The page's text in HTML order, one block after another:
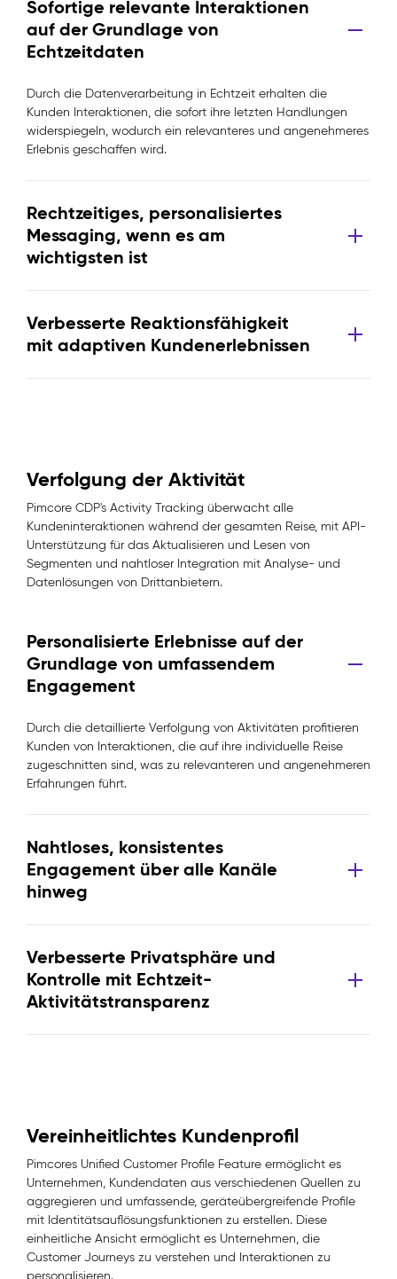
Sofortige relevante Interaktionen
auf der Grundlage von
Echtzeitdaten
Durch die Datenverarbeitung in Echtzeit erhalten die
Kunden Interaktionen, die sofort ihre letzten Handlungen
widerspiegeln, wodurch ein relevanteres und angenehmeres
Erlebnis geschaffen wird.
Rechtzeitiges, personalisiertes
Messaging, wenn es am
wichtigsten ist
Verbesserte Reaktionsfähigkeit
mit adaptiven Kundenerlebnissen
Verfolgung der Aktivität
Pimcore CDP's Activity Tracking überwacht alle
Kundeninteraktionen während der gesamten Reise, mit API-
Unterstützung für das Aktualisieren und Lesen von
Segmenten und nahtloser Integration mit Analyse- und
Datenlösungen von Drittanbietern.
Personalisierte Erlebnisse auf der
Grundlage von umfassendem
Engagement
Durch die detaillierte Verfolgung von Aktivitäten profitieren
Kunden von Interaktionen, die auf ihre individuelle Reise
zugeschnitten sind, was zu relevanteren und angenehmeren
Erfahrungen führt.
Nahtloses, konsistentes
Engagement über alle Kanäle
hinweg
Verbesserte Privatsphäre und
Kontrolle mit Echtzeit-
Aktivitätstransparenz
Vereinheitlichtes Kundenprofil
Pimcores Unified Customer Profile Feature ermöglicht es
Unternehmen, Kundendaten aus verschiedenen Quellen zu
aggregieren und umfassende, geräteübergreifende Profile
mit Identitätsauflösungsfunktionen zu erstellen. Diese
einheitliche Ansicht ermöglicht es Unternehmen, die
Customer Journeys zu verstehen und Interaktionen zu
personalisieren.